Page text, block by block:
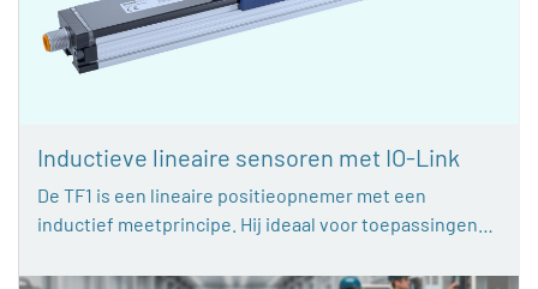
Inductieve lineaire sensoren met IO-Link
De TF1 is een lineaire positieopnemer met een
inductief meetprincipe. Hij ideaal voor toepassingen…